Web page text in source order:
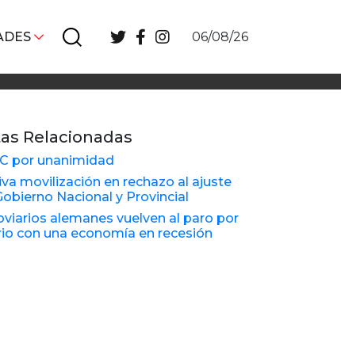
06/08/26
Relacionadas
por unanimidad
movilización en rechazo al ajuste
Nacional y Provincial
alemanes vuelven al paro por
con una economía en recesión